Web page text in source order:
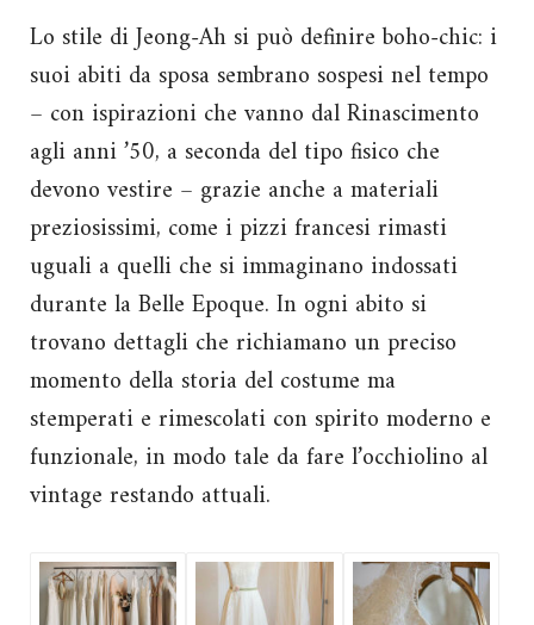
Lo stile di Jeong-Ah si può definire boho-chic: i
suoi abiti da sposa sembrano sospesi nel tempo
– con ispirazioni che vanno dal Rinascimento
agli anni ’50, a seconda del tipo fisico che
devono vestire – grazie anche a materiali
preziosissimi, come i pizzi francesi rimasti
uguali a quelli che si immaginano indossati
durante la Belle Epoque. In ogni abito si
trovano dettagli che richiamano un preciso
momento della storia del costume ma
stemperati e rimescolati con spirito moderno e
funzionale, in modo tale da fare l’occhiolino al
vintage restando attuali.